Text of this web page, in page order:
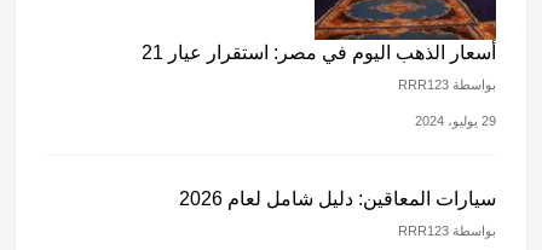
أسعار الذهب اليوم في مصر: استقرار عيار 21
بواسطة RRR123
29 يوليو، 2024
سيارات المعاقين: دليل شامل لعام 2026
بواسطة RRR123